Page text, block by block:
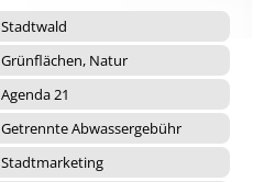
Stadtwald
Grünflächen, Natur
Agenda 21
Getrennte Abwassergebühr
Stadtmarketing